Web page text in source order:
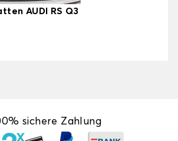
AUDI RS Q3
sichere Zahlung